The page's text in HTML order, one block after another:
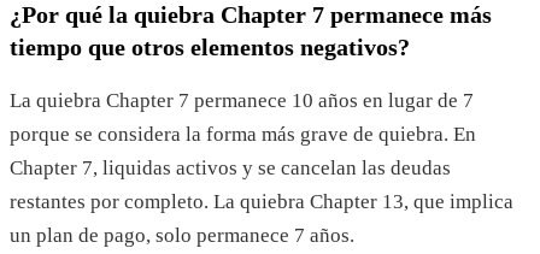
¿Por qué la quiebra Chapter 7 permanece más
tiempo que otros elementos negativos?
La quiebra Chapter 7 permanece 10 años en lugar de 7
porque se considera la forma más grave de quiebra. En
Chapter 7, liquidas activos y se cancelan las deudas
restantes por completo. La quiebra Chapter 13, que implica
un plan de pago, solo permanece 7 años.